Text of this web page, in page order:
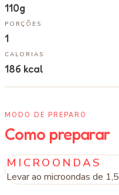
110g
PORÇÕES
1
CALORIAS
186 kcal
MODO DE PREPARO
Como preparar
MICROONDAS
Levar ao microondas de